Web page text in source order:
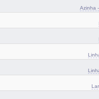
Azinha